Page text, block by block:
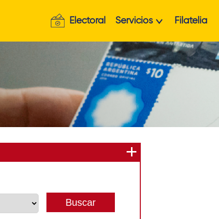
Electoral Servicios Filatelia